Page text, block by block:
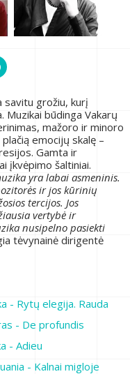
savitu grožiu, kurį
Muzikai būdinga Vakarų
mažoro ir minoro
emocijų skalę –
Gamta ir
įkvėpimo šaltiniai.
yra labai asmeninis.
ir jos kūrinių
tercijos. Jos
vertybė ir
nusipelno pasiekti
tėvynainė dirigentė
- Rytų elegija. Rauda
- De profundis
- Adieu
- Kalnai migloje